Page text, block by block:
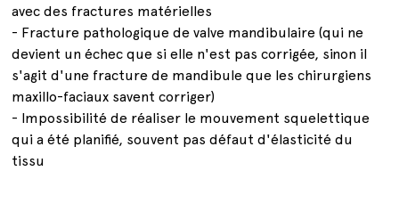
avec des fractures matérielles
- Fracture pathologique de valve mandibulaire (qui ne
devient un échec que si elle n'est pas corrigée, sinon il
s'agit d'une fracture de mandibule que les chirurgiens
maxillo-faciaux savent corriger)
- Impossibilité de réaliser le mouvement squelettique
qui a été planifié, souvent pas défaut d'élasticité du
tissu